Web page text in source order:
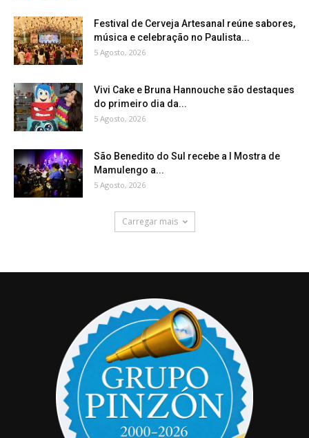
Festival de Cerveja Artesanal reúne sabores,
música e celebração no Paulista...
5 Agosto, 2026
Vivi Cake e Bruna Hannouche são destaques
do primeiro dia da...
5 Agosto, 2026
São Benedito do Sul recebe a I Mostra de
Mamulengo a...
5 Agosto, 2026
Carregar mais